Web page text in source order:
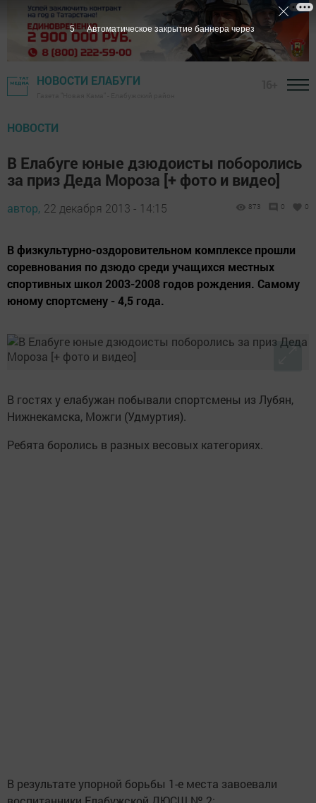
НОВОСТИ ЕЛАБУГИ
НОВОСТИ
В Елабуге юные дзюдоисты поборолись
за приз Деда Мороза [+ фото и видео]
автор, 22 декабря 2013 - 14:15 873 0 0
В физкультурно-оздоровительном комплексе прошли
соревнования по дзюдо среди учащихся местных
спортивных школ 2003-2008 годов рождения. Самому
юному спортсмену - 4,5 года.
В гостях у елабужан побывали спортсмены из Лубян,
Нижнекамска, Можги (Удмуртия).
Ребята боролись в разных весовых категориях.
В результате упорной борьбы 1-е места завоевали
4 Автоматическое закрытие баннера через